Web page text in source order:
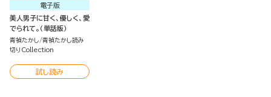
電子版
美人男子に甘く、優しく、愛
でられて。（単話版）
青禎たかし 青禎たかし読み
切りCollection
試し読み